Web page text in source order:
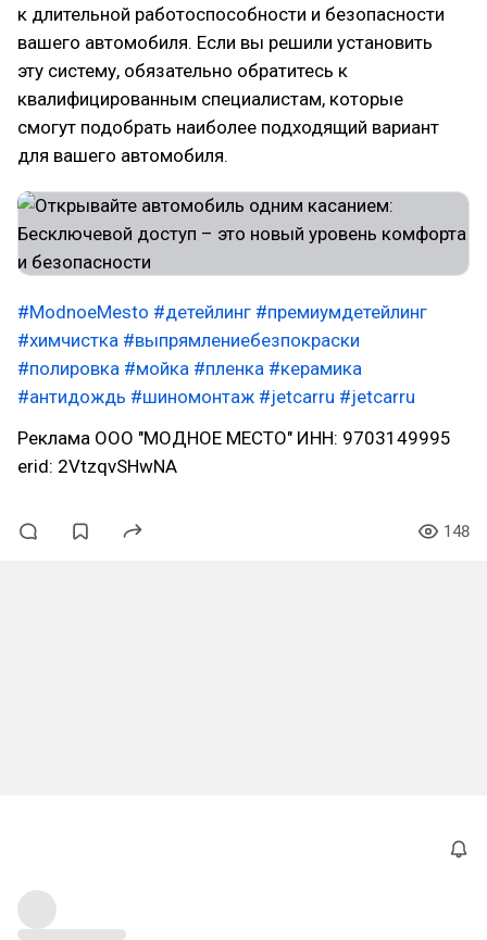
к длительной работоспособности и безопасности
вашего автомобиля. Если вы решили установить
эту систему, обязательно обратитесь к
квалифицированным специалистам, которые
смогут подобрать наиболее подходящий вариант
для вашего автомобиля.
#ModnoeMesto #детейлинг #премиумдетейлинг
#химчистка #выпрямлениебезпокраски
#полировка #мойка #пленка #керамика
#антидождь #шиномонтаж #jetcarru #jetcarru
Реклама ООО "МОДНОЕ МЕСТО" ИНН: 9703149995
erid: 2VtzqvSHwNA
148